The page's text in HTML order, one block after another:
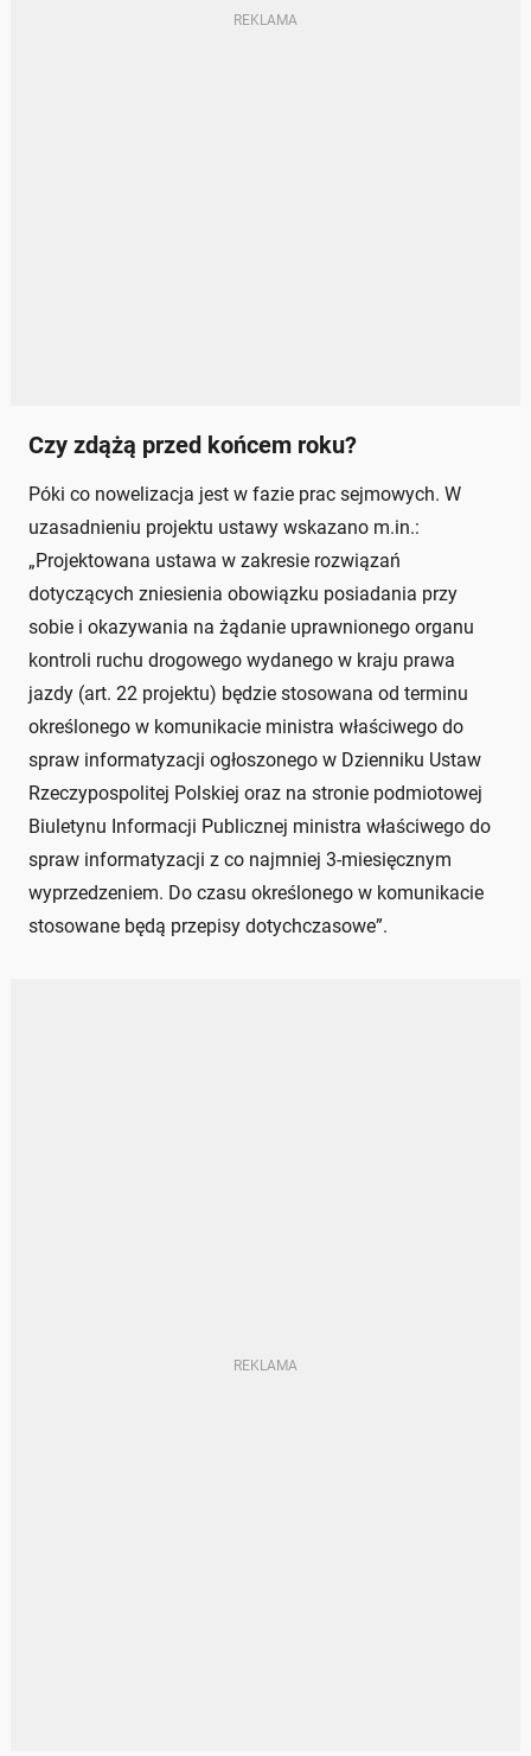
Czy zdążą przed końcem roku?
Póki co nowelizacja jest w fazie prac sejmowych. W
uzasadnieniu projektu ustawy wskazano m.in.:
„Projektowana ustawa w zakresie rozwiązań
dotyczących zniesienia obowiązku posiadania przy
sobie i okazywania na żądanie uprawnionego organu
kontroli ruchu drogowego wydanego w kraju prawa
jazdy (art. 22 projektu) będzie stosowana od terminu
określonego w komunikacie ministra właściwego do
spraw informatyzacji ogłoszonego w Dzienniku Ustaw
Rzeczypospolitej Polskiej oraz na stronie podmiotowej
Biuletynu Informacji Publicznej ministra właściwego do
spraw informatyzacji z co najmniej 3-miesięcznym
wyprzedzeniem. Do czasu określonego w komunikacie
stosowane będą przepisy dotychczasowe”.